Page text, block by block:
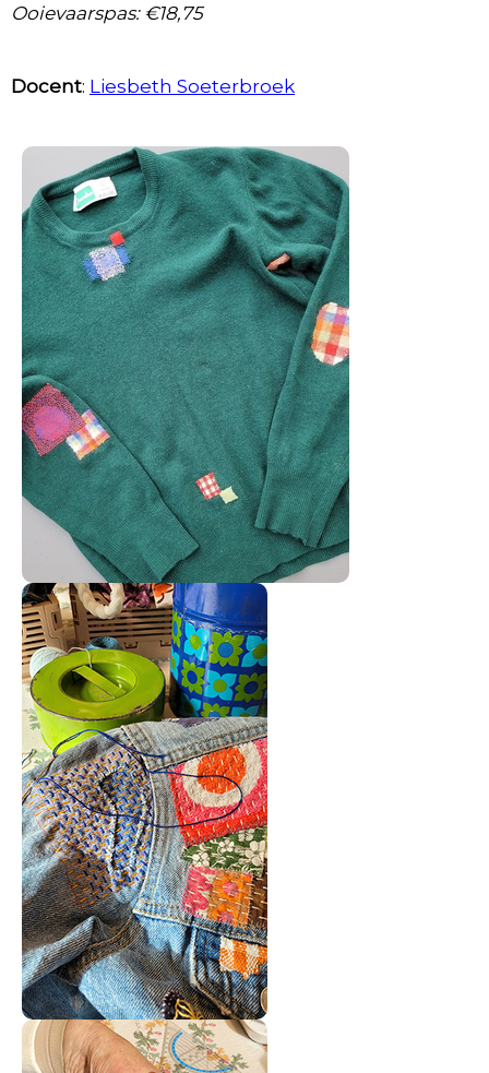
Ooievaarspas: €18,75
Docent: Liesbeth Soeterbroek